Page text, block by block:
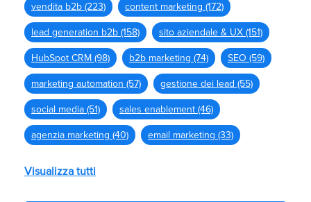
vendita b2b (223) content marketing (172)
lead generation b2b (158) sito aziendale & UX (151)
HubSpot CRM (98) b2b marketing (74) SEO (59)
marketing automation (57) gestione dei lead (55)
social media (51) sales enablement (46)
agenzia marketing (40) email marketing (33)
Visualizza tutti